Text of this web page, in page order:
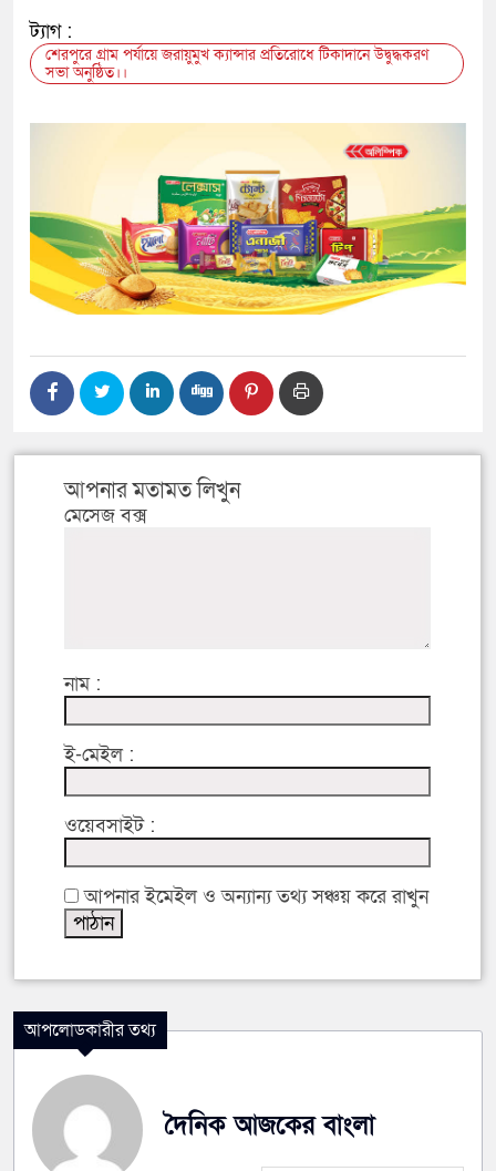
ট্যাগ :
শেরপুরে গ্রাম পর্যায়ে জরায়ুমুখ ক্যান্সার প্রতিরোধে টিকাদানে উদ্বুদ্ধকরণ
সভা অনুষ্ঠিত।।
আপনার মতামত লিখুন
মেসেজ বক্স
নাম :
ই-মেইল :
ওয়েবসাইট :
আপনার ইমেইল ও অন্যান্য তথ্য সঞ্চয় করে রাখুন
আপলোডকারীর তথ্য
দৈনিক আজকের বাংলা